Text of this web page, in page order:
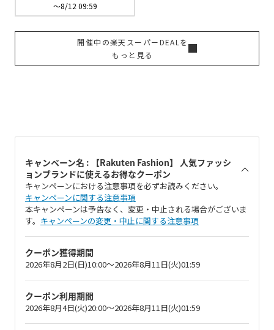
～8/12 09:59
開催中の楽天スーパーDEALを
もっと見る
キャンペーン名 : 【Rakuten Fashion】 人気ファッシ
ョンブランドに使えるお得なクーポン
キャンペーンにおける注意事項を必ずお読みください。
キャンペーンに関する注意事項
本キャンペーンは予告なく、変更・中止される場合がございま
す。 キャンペーンの変更・中止に関する注意事項
クーポン獲得期間
2026年8月2日(日)10:00～2026年8月11日(火)01:59
クーポン利用期間
2026年8月4日(火)20:00～2026年8月11日(火)01:59